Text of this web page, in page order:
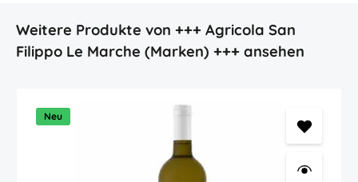
Produktgalerie überspringen
Weitere Produkte von +++ Agricola San
Filippo Le Marche (Marken) +++ ansehen
Neu